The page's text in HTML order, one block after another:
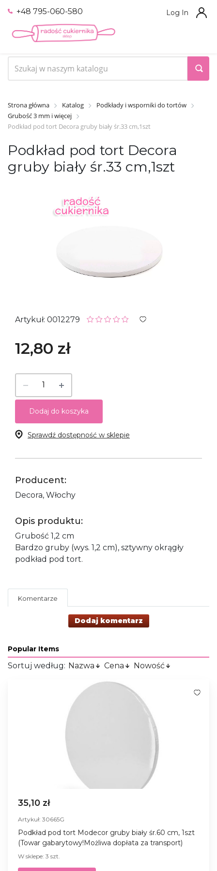
+48 795-060-580 Log In
Strona główna Katalog
Podkłady i wsporniki do tortów
Grubość 3 mm i więcej
Podkład pod tort Decora gruby biały śr.33 cm,1szt
Podkład pod tort Decora
gruby biały śr.33 cm,1szt
Artykuł: 0012279
12,80 zł
Dodaj do koszyka
Sprawdź dostępność w sklepie
Producent:
Decora, Włochy
Opis produktu:
Grubość 1,2 cm
Bardzo gruby (wys. 1,2 cm), sztywny okrągły
podkład pod tort.
Komentarze
Dodaj komentarz
Popular Items
Sortuj według: Nazwa Cena Nowość
35,10 zł
Artykuł: 30665G
Podkład pod tort Modecor gruby biały śr.60 cm, 1szt
(Towar gabarytowy!Możliwa dopłata za transport)
W sklepe: 3 szt.